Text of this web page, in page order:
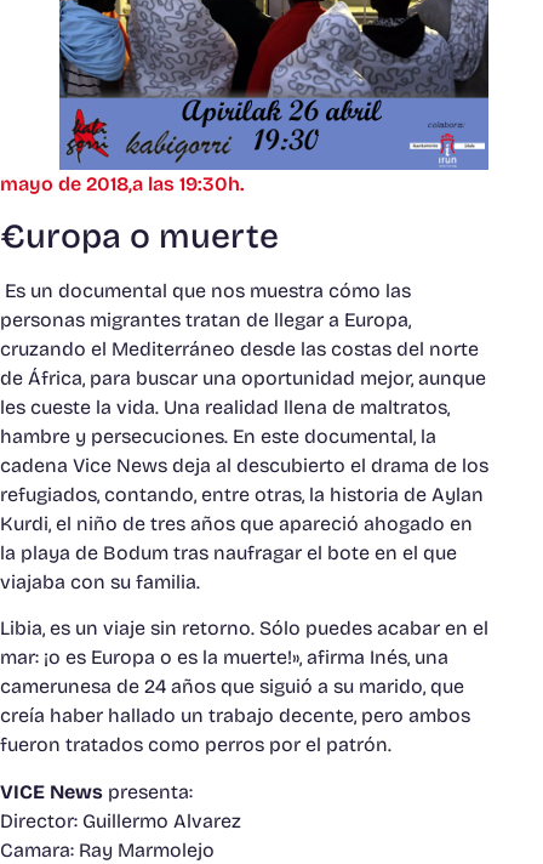
mayo de 2018,a las 19:30h.
€uropa o muerte
Es un documental que nos muestra cómo las
personas migrantes tratan de llegar a Europa,
cruzando el Mediterráneo desde las costas del norte
de África, para buscar una oportunidad mejor, aunque
les cueste la vida. Una realidad llena de maltratos,
hambre y persecuciones. En este documental, la
cadena Vice News deja al descubierto el drama de los
refugiados, contando, entre otras, la historia de Aylan
Kurdi, el niño de tres años que apareció ahogado en
la playa de Bodum tras naufragar el bote en el que
viajaba con su familia.
Libia, es un viaje sin retorno. Sólo puedes acabar en el
mar: ¡o es Europa o es la muerte!», afirma Inés, una
camerunesa de 24 años que siguió a su marido, que
creía haber hallado un trabajo decente, pero ambos
fueron tratados como perros por el patrón.
VICE News presenta:
Director: Guillermo Alvarez
Camara: Ray Marmolejo